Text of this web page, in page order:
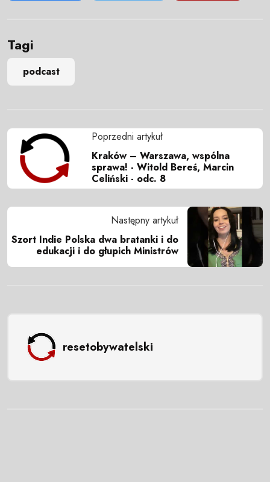
Tagi
podcast
Poprzedni artykuł
Kraków – Warszawa, wspólna
sprawa! - Witold Bereś, Marcin
Celiński - odc. 8
Następny artykuł
Szort Indie Polska dwa bratanki i do
edukacji i do głupich Ministrów
resetobywatelski